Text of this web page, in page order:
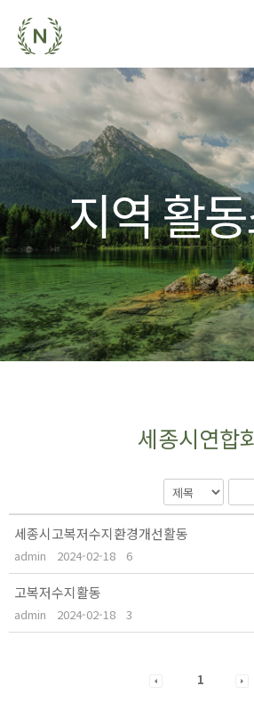
지역 활
세종시연합
세종시고복저수지환경개선활동
admin 2024-02-18 6
고복저수지활동
admin 2024-02-18 3
1